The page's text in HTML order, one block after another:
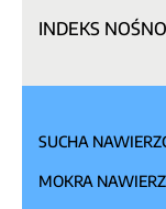
INDEKS
SUCHA
MOKRA